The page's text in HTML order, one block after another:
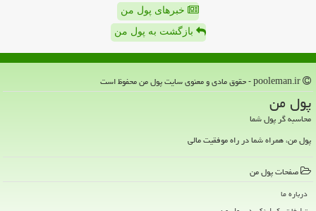
خبرهای پول من
بازگشت به پول من
پول من
محاسبه گر پول شما
پول من، همراه شما در راه موفقیت مالی
صفحات پول من
درباره ما